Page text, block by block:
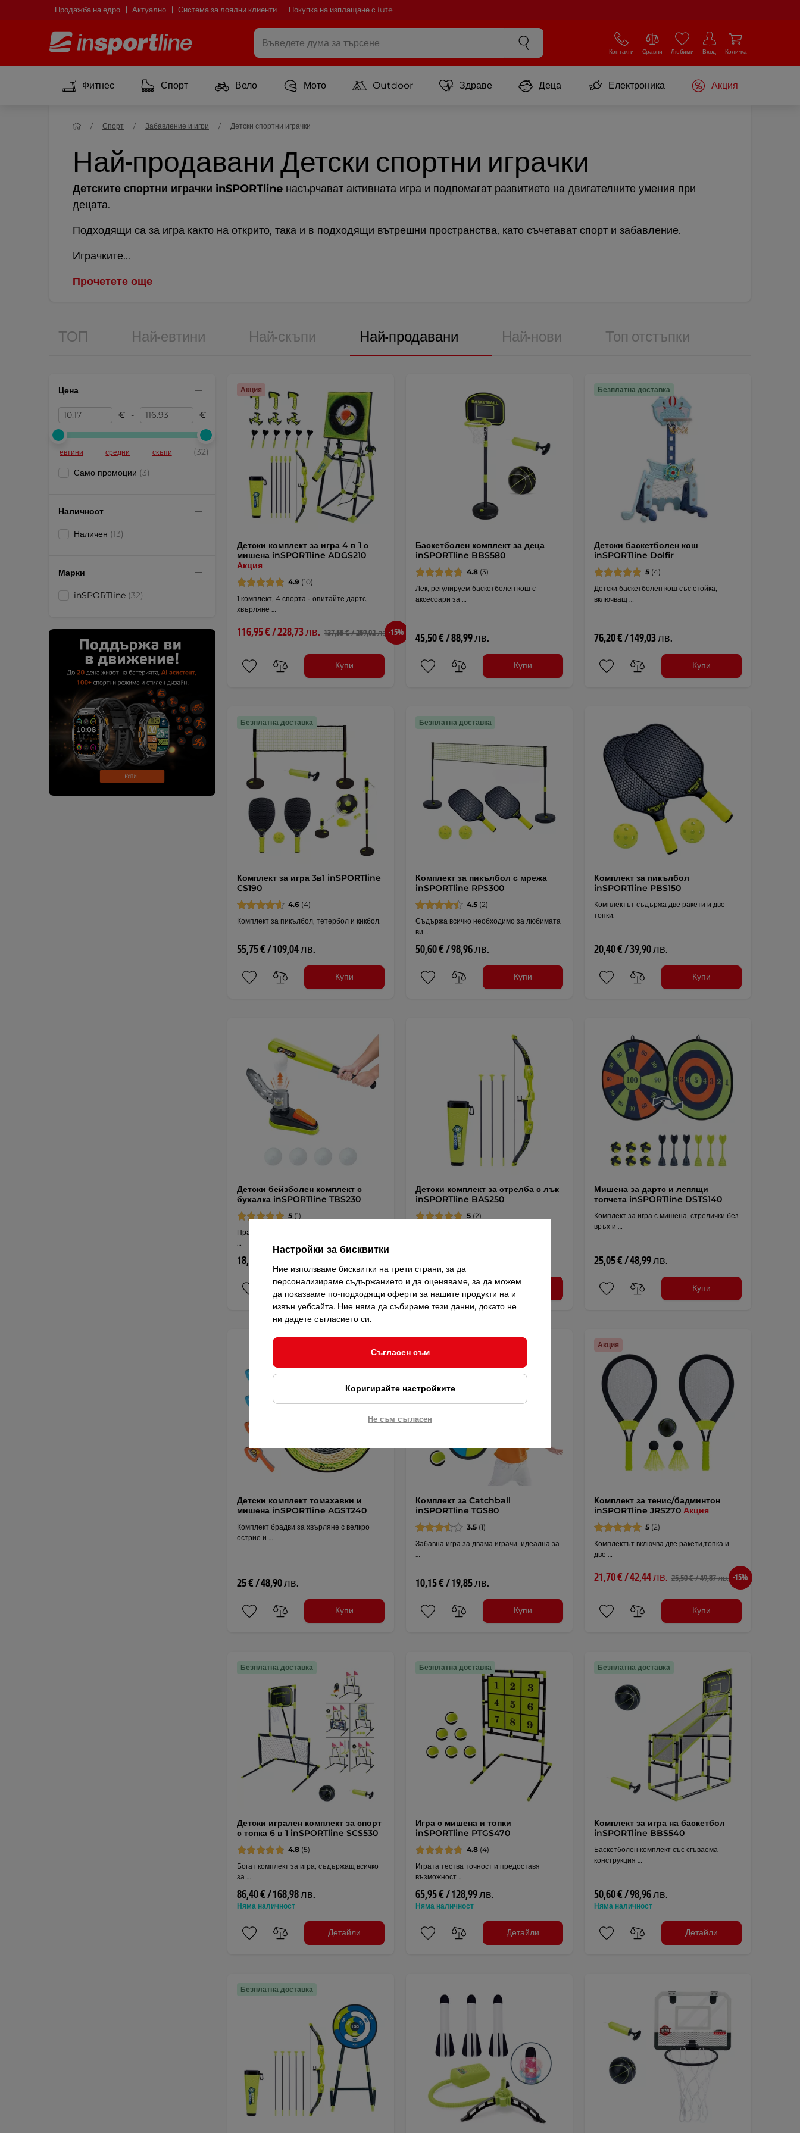
Продажба на едро Актуално Система за лоялни клиенти Покупка на изплащане с iute
Контакти Сравни Любими Вход Количка
Фитнес Спорт Вело Мото Outdoor Здраве Деца Електроника Акция
Най-продавани Детски спортни играчки
Детските спортни играчки inSPORTline насърчават активната игра и подпомагат развитието на двигателните умения при
децата.
Подходящи са за игра както на открито, така и в подходящи вътрешни пространства, като съчетават спорт и забавление.
Играчките...
Прочетете още
Спорт Забавление и игри Детски спортни играчки
ТОП Най-евтини Най-скъпи Най-продавани Най-нови Топ отстъпки
Цена
€ - €
евтини средни скъпи
(32)
Само промоции (3)
Наличност
Наличен (13)
Марки
inSPORTline (32)
Акция
Детски комплект за игра 4 в 1 с
мишена inSPORTline ADGS210
Акция
4.9 (10)
1 комплект, 4 спорта - опитайте дартс,
хвърляне …
116,95 € / 228,73 лв. 137,55 € / 269,02 лв. -15%
Купи
Баскетболен комплект за деца
inSPORTline BBS580
4.8(3)
Лек, регулируем баскетболен кош с
аксесоари за …
45,50 € / 88,99 лв.
Купи
Безплатна доставка
Детски баскетболен кош
inSPORTline Dolfir
5(4)
Детски баскетболен кош със стойка,
включващ …
76,20 € / 149,03 лв.
Купи
Безплатна доставка
Комплект за игра 3в1 inSPORTline
CS190
4.6 (4)
Комплект за пикълбол, тетербол и кикбол.
55,75 € / 109,04 лв.
Купи
Безплатна доставка
Комплект за пикълбол с мрежа
inSPORTline RPS300
4.5(2)
Съдържа всичко необходимо за любимата
ви …
50,60 € / 98,96 лв.
Купи
Комплект за пикълбол
inSPORTline PBS150
Комплектът съдържа две ракети и две
топки.
20,40 € / 39,90 лв.
Купи
Детски бейзболен комплект с
бухалка inSPORTline TBS230
5 (1)
Практичен комплект за най-малките да се
18,35 € / 35,89 лв.
Детски комплект за стрелба с лък
inSPORTline BAS250
5(2)
Мишена за дартс и лепящи
топчета inSPORTline DSTS140
Комплект за игра с мишена, стрелички без
връх и …
25,05 € / 48,99 лв.
Купи
Детски комплект томахавки и
мишена inSPORTline AGST240
Комплект брадви за хвърляне с велкро
острие и …
25 € / 48,90 лв.
Купи
Комплект за Catchball
inSPORTline TGS80
3.5(1)
Забавна игра за двама играчи, идеална за
10,15 € / 19,85 лв.
Купи
Акция
Комплект за тенис/бадминтон
inSPORTline JRS270 Акция
5(2)
Комплектът включва две ракети,топка и
две …
21,70 € / 42,44 лв. 25,50 € / 49,87 лв. -15%
Купи
Безплатна доставка
Детски игрален комплект за спорт
с топка 6 в 1 inSPORTline SCS530
4.8 (5)
Богат комплект за игра, съдържащ всичко
за …
86,40 € / 168,98 лв.
Няма наличност
Детайли
Безплатна доставка
Игра с мишена и топки
inSPORTline PTGS470
4.8(4)
Играта тества точност и предоставя
възможност …
65,95 € / 128,99 лв.
Няма наличност
Детайли
Безплатна доставка
Комплект за игра на баскетбол
inSPORTline BBS540
Баскетболен комплект със сгъваема
конструкция …
50,60 € / 98,96 лв.
Няма наличност
Детайли
Безплатна доставка
Настройки за бисквитки
Ние използваме бисквитки на трети страни, за да
персонализираме съдържанието и да оценяваме, за да можем
да показваме по-подходящи оферти за нашите продукти на и
извън уебсайта. Ние няма да събираме тези данни, докато не
ни дадете съгласието си.
Съгласен съм
Коригирайте настройките
Не съм съгласен